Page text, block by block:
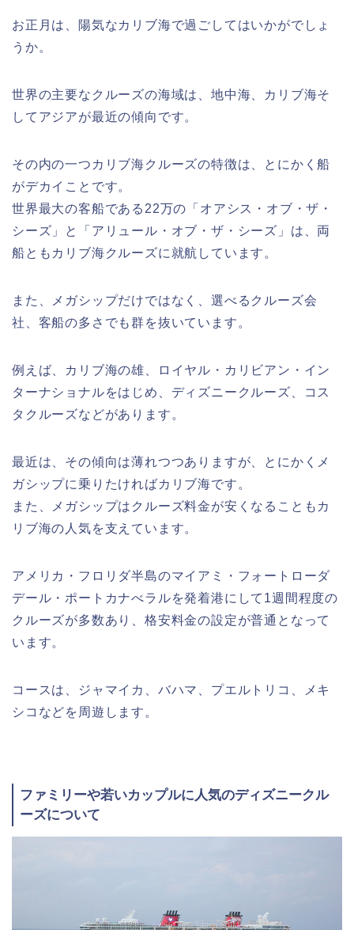
お正月は、陽気なカリブ海で過ごしてはいかがでしょ
うか。
世界の主要なクルーズの海域は、地中海、カリブ海そ
してアジアが最近の傾向です。
その内の一つカリブ海クルーズの特徴は、とにかく船
がデカイことです。
世界最大の客船である22万の「オアシス・オブ・ザ・
シーズ」と「アリュール・オブ・ザ・シーズ」は、両
船ともカリブ海クルーズに就航しています。
また、メガシップだけではなく、選べるクルーズ会
社、客船の多さでも群を抜いています。
例えば、カリブ海の雄、ロイヤル・カリビアン・イン
ターナショナルをはじめ、ディズニークルーズ、コス
タクルーズなどがあります。
最近は、その傾向は薄れつつありますが、とにかくメ
ガシップに乗りたければカリブ海です。
また、メガシップはクルーズ料金が安くなることもカ
リブ海の人気を支えています。
アメリカ・フロリダ半島のマイアミ・フォートローダ
デール・ポートカナべラルを発着港にして1週間程度の
クルーズが多数あり、格安料金の設定が普通となって
います。
コースは、ジャマイカ、バハマ、プエルトリコ、メキ
シコなどを周遊します。
ファミリーや若いカップルに人気のディズニークル
ーズについて